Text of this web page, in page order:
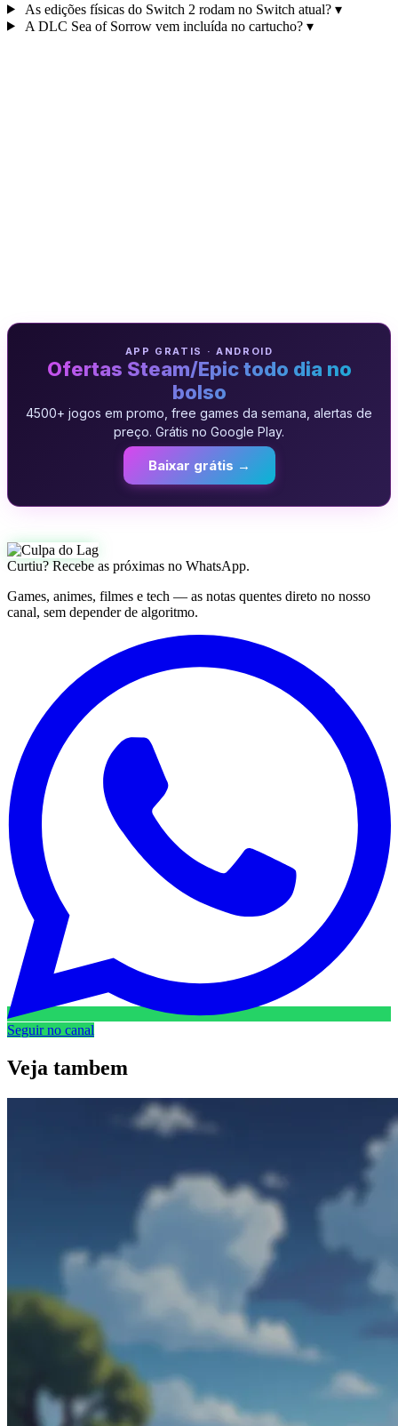
As edições físicas do Switch 2 rodam no Switch atual? ▾
A DLC Sea of Sorrow vem incluída no cartucho? ▾
APP GRATIS · ANDROID
Ofertas Steam/Epic todo dia no
bolso
4500+ jogos em promo, free games da semana, alertas de
preço. Grátis no Google Play.
Baixar grátis →
Curtiu? Recebe as próximas no WhatsApp.
Games, animes, filmes e tech — as notas quentes direto no nosso
canal, sem depender de algoritmo.
Seguir no canal
Veja tambem